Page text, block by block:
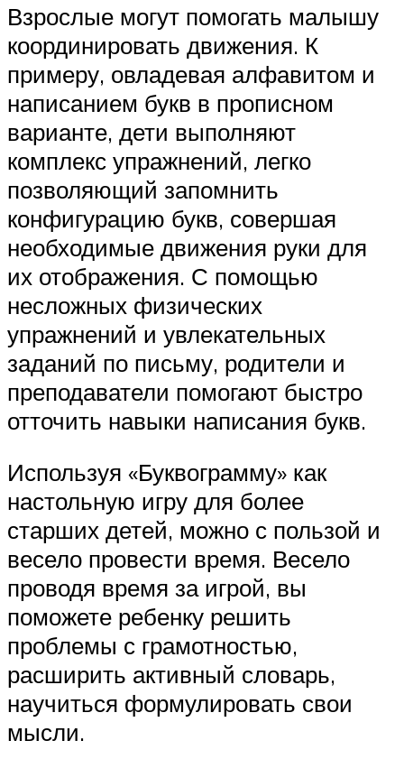
Взрослые могут помогать малышу
координировать движения. К
примеру, овладевая алфавитом и
написанием букв в прописном
варианте, дети выполняют
комплекс упражнений, легко
позволяющий запомнить
конфигурацию букв, совершая
необходимые движения руки для
их отображения. С помощью
несложных физических
упражнений и увлекательных
заданий по письму, родители и
преподаватели помогают быстро
отточить навыки написания букв.
Используя «Буквограмму» как
настольную игру для более
старших детей, можно с пользой и
весело провести время. Весело
проводя время за игрой, вы
поможете ребенку решить
проблемы с грамотностью,
расширить активный словарь,
научиться формулировать свои
мысли.